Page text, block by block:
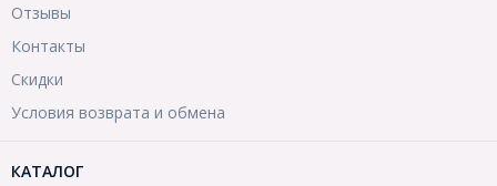
Отзывы
Контакты
Скидки
Условия возврата и обмена
КАТАЛОГ